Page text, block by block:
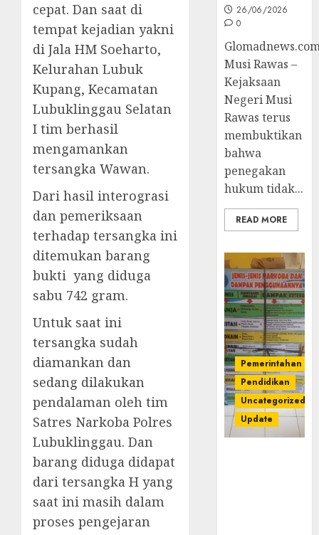
cepat. Dan saat di
tempat kejadian yakni
di Jala HM Soeharto,
Kelurahan Lubuk
Kupang, Kecamatan
Lubuklinggau Selatan
I tim berhasil
mengamankan
tersangka Wawan.
Dari hasil interograsi
dan pemeriksaan
terhadap tersangka ini
ditemukan barang
bukti yang diduga
sabu 742 gram.
Untuk saat ini
tersangka sudah
diamankan dan
sedang dilakukan
pendalaman oleh tim
Satres Narkoba Polres
Lubuklinggau. Dan
barang diduga didapat
dari tersangka H yang
saat ini masih dalam
proses pengejaran
26/06/2026
0
Musi Rawas –
Kejaksaan
Negeri Musi
Rawas terus
membuktikan
bahwa
penegakan
hukum tidak...
READ MORE
Pemerintahan
Pendidikan
Uncategorized
Update